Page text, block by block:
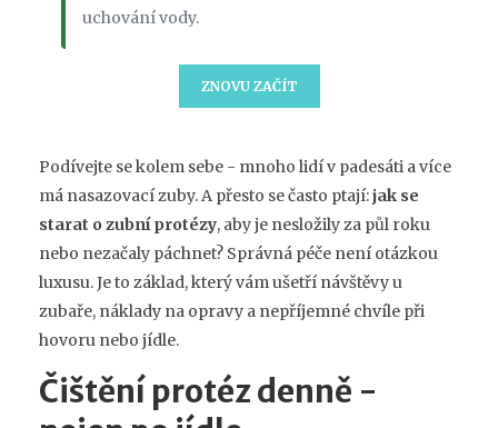
uchování vody.
ZNOVU ZAČÍT
Podívejte se kolem sebe - mnoho lidí v padesáti a více
má nasazovací zuby. A přesto se často ptají:jak se
starat o zubní protézy, aby je nesložily za půl roku
nebo nezačaly páchnet? Správná péče není otázkou
luxusu. Je to základ, který vám ušetří návštěvy u
zubaře, náklady na opravy a nepříjemné chvíle při
hovoru nebo jídle.
Čištění protéz denně -